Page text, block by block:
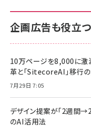
企画広告も役立つ
10万ページを8,000に激
革と「SitecoreAI」移行
7月29日 7:05
デザイン提案が「2週間
のAI活用法